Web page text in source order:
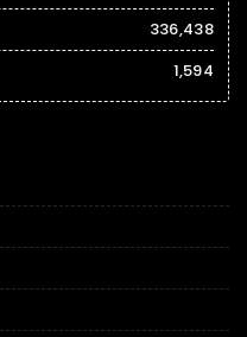
336,438
1,594